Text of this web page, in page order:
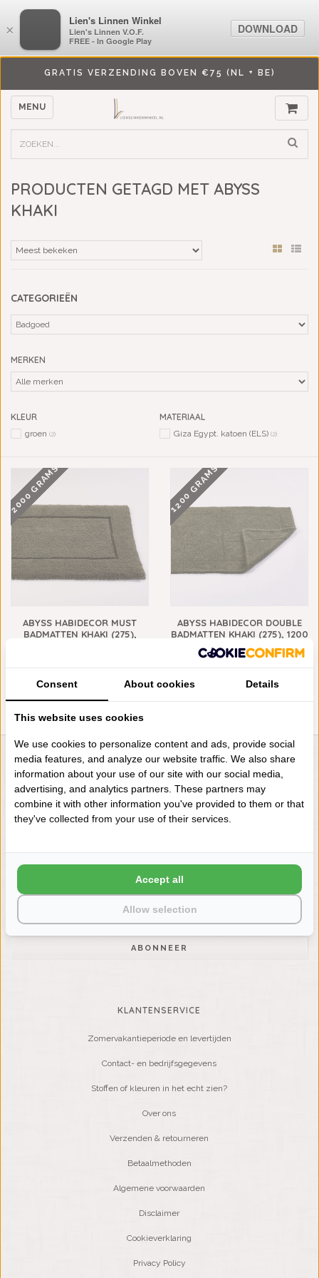
GRATIS VERZENDING BOVEN €75 (NL + BE)
MENU
PRODUCTEN GETAGD MET ABYSS
KHAKI
CATEGORIEËN
MERKEN
KLEUR
groen (2)
MATERIAAL
Giza Egypt. katoen (ELS) (2)
2000 GRAMS
ABYSS HABIDECOR MUST
BADMATTEN KHAKI (275),
1200 GRAMS
ABYSS HABIDECOR DOUBLE
BADMATTEN KHAKI (275), 1200
GRAM PER M², VANAF
€85,00
LIENSLINNENWINKEL.NL
VRAGEN? BEL DAN
+31 (0) 575 511817
NIEUWSBRIEF
Wilt u op de hoogte blijven?
ABONNEER
KLANTENSERVICE
Zomervakantieperiode en levertijden
Contact- en bedrijfsgegevens
Stoffen of kleuren in het echt zien?
Over ons
Verzenden & retourneren
Betaalmethoden
Algemene voorwaarden
Disclaimer
Cookieverklaring
Privacy Policy
×
LiensLinnenwinkel.nl
Lien's Linnen V.O.F.
FREE - In Google Play
DOWNLOAD
Consent About cookies Details
This website uses cookies
We use cookies to personalize content and ads, provide social
media features, and analyze our website traffic. We also share
information about your use of our site with our social media,
advertising, and analytics partners. These partners may
combine it with other information you've provided to them or that
they've collected from your use of their services.
Allow selection
Accept all
×
Lien's Linnen Winkel
Lien's Linnen V.O.F.
FREE - In Google Play
DOWNLOAD